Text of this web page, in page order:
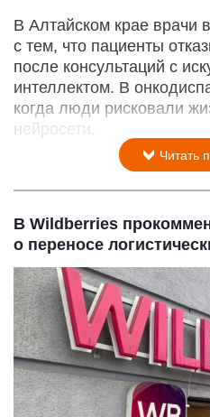
В Алтайском крае врачи
с тем, что пациенты
после консультаций с
интеллектом. В
когда люди рисковали
нейросети.
Читать
В Wildberries
о переносе